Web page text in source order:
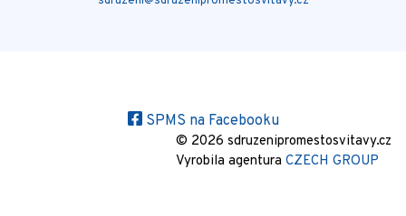
SPMS na Facebooku
© 2026 sdruzenipromestosvitavy.cz
Vyrobila agentura CZECH GROUP